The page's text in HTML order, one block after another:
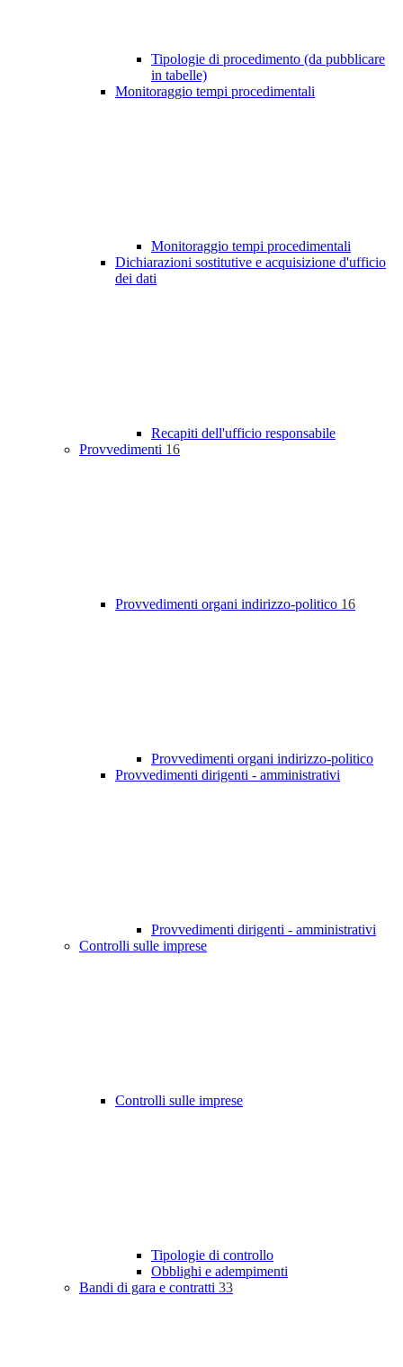
Tipologie di procedimento (da pubblicare
in tabelle)
Monitoraggio tempi procedimentali
Monitoraggio tempi procedimentali
Dichiarazioni sostitutive e acquisizione d'ufficio
dei dati
Recapiti dell'ufficio responsabile
Provvedimenti 16
Provvedimenti organi indirizzo-politico 16
Provvedimenti organi indirizzo-politico
Provvedimenti dirigenti - amministrativi
Provvedimenti dirigenti - amministrativi
Controlli sulle imprese
Controlli sulle imprese
Tipologie di controllo
Obblighi e adempimenti
Bandi di gara e contratti 33